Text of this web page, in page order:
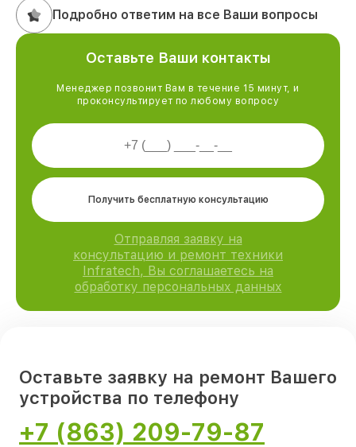
Подробно ответим на все Ваши вопросы
Оставьте Ваши контакты
Менеджер позвонит Вам в течение 15 минут, и
проконсультирует по любому вопросу
Получить бесплатную консультацию
Отправляя заявку на
консультацию и ремонт техники
Infratech, Вы соглашаетесь на
обработку персональных данных
Оставьте заявку на ремонт Вашего
устройства по телефону
+7 (863) 209-79-87